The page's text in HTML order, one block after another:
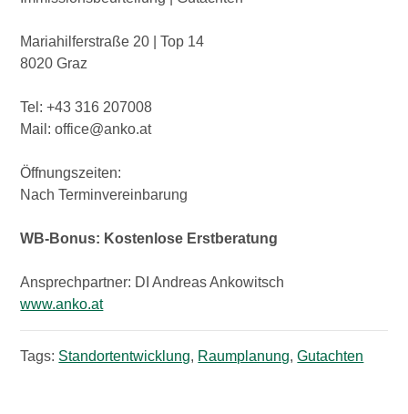
Mariahilferstraße 20 | Top 14
8020 Graz
Tel: +43 316 207008
Mail: office@anko.at
Öffnungszeiten:
Nach Terminvereinbarung
WB-Bonus: Kostenlose Erstberatung
Ansprechpartner: DI Andreas Ankowitsch
www.anko.at
Tags: Standortentwicklung, Raumplanung,Gutachten